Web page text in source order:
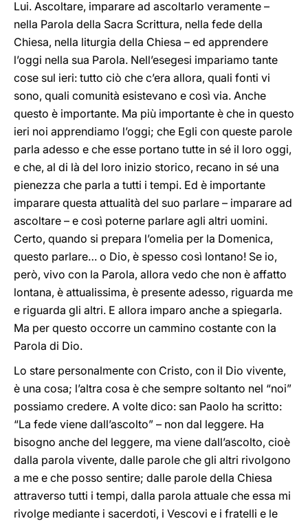
Lui. Ascoltare, imparare ad ascoltarlo veramente –
nella Parola della Sacra Scrittura, nella fede della
Chiesa, nella liturgia della Chiesa – ed apprendere
l’oggi nella sua Parola. Nell’esegesi impariamo tante
cose sul ieri: tutto ciò che c’era allora, quali fonti vi
sono, quali comunità esistevano e così via. Anche
questo è importante. Ma più importante è che in questo
ieri noi apprendiamo l’oggi; che Egli con queste parole
parla adesso e che esse portano tutte in sé il loro oggi,
e che, al di là del loro inizio storico, recano in sé una
pienezza che parla a tutti i tempi. Ed è importante
imparare questa attualità del suo parlare – imparare ad
ascoltare – e così poterne parlare agli altri uomini.
Certo, quando si prepara l’omelia per la Domenica,
questo parlare… o Dio, è spesso così lontano! Se io,
però, vivo con la Parola, allora vedo che non è affatto
lontana, è attualissima, è presente adesso, riguarda me
e riguarda gli altri. E allora imparo anche a spiegarla.
Ma per questo occorre un cammino costante con la
Parola di Dio.
Lo stare personalmente con Cristo, con il Dio vivente,
è una cosa; l’altra cosa è che sempre soltanto nel “noi”
possiamo credere. A volte dico: san Paolo ha scritto:
“La fede viene dall’ascolto” – non dal leggere. Ha
bisogno anche del leggere, ma viene dall’ascolto, cioè
dalla parola vivente, dalle parole che gli altri rivolgono
a me e che posso sentire; dalle parole della Chiesa
attraverso tutti i tempi, dalla parola attuale che essa mi
rivolge mediante i sacerdoti, i Vescovi e i fratelli e le